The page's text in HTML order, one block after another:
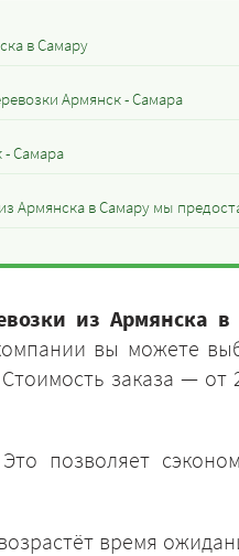
в Самару
Армянск - Самара
- Самара
Армянска в Самару мы
из Армянска
вы можете
заказа — от
позволяет
время